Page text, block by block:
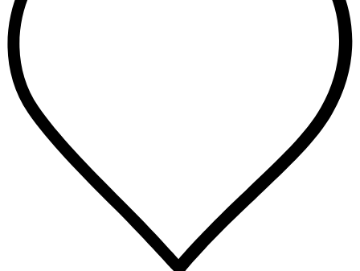
аромат, глубину
и баланс. В 1958
году он довел
дизайн бокалов
до
совершенства,
до самой своей
сути: чаша,
ножка и
основание.